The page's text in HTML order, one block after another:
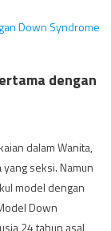
dengan
dalam Wanita,
seksi. Namun
model dengan
Down
24 tahun asal